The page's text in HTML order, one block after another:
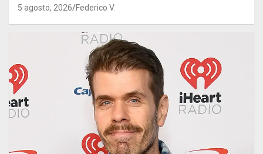
5 agosto, 2026 Federico V.